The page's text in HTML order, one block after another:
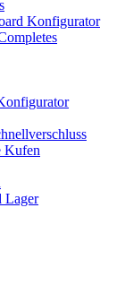
Konfigurator
Kufen
Lager